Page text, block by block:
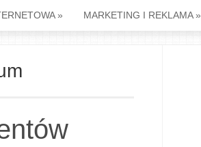
» MARKETING I REKLAMA»